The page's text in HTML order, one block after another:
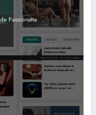
Passionatte